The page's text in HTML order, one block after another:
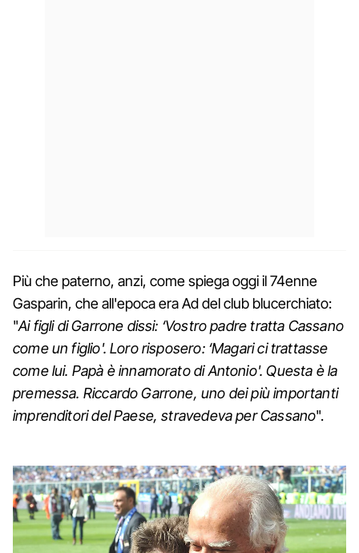
Più che paterno, anzi, come spiega oggi il 74enne
Gasparin, che all'epoca era Ad del club blucerchiato:
"Ai figli di Garrone dissi: ‘Vostro padre tratta Cassano
come un figlio'. Loro risposero: ‘Magari ci trattasse
come lui. Papà è innamorato di Antonio'. Questa è la
premessa. Riccardo Garrone, uno dei più importanti
imprenditori del Paese, stravedeva per Cassano".